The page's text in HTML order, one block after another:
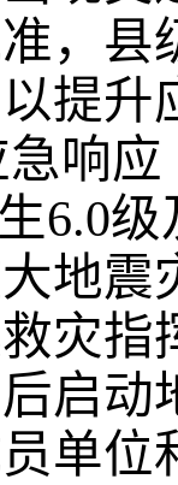
，县
提升
急响应
6.0
地震
灾指
启
单位